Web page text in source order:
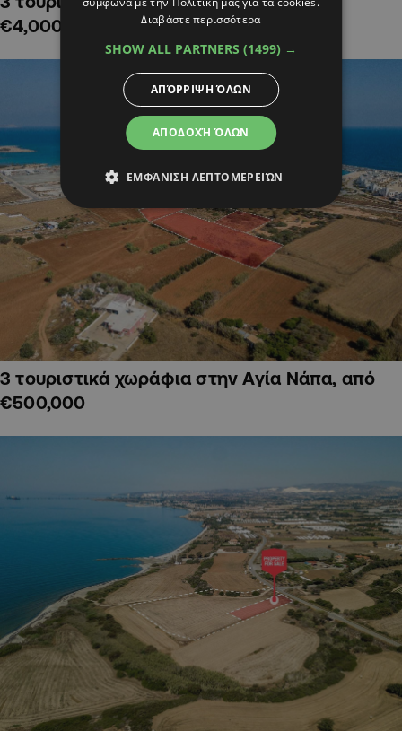
€4,000,000
3 τουριστικά χωράφια στην Αγία Νάπα, από
€500,000
Διαβάστε περισσότερα
SHOW ALL PARTNERS (1499) →
ΑΠΟΔΟΧΉ ΌΛΩΝ
ΑΠΌΡΡΙΨΗ ΌΛΩΝ
ΕΜΦΆΝΙΣΗ ΛΕΠΤΟΜΕΡΕΙΏΝ